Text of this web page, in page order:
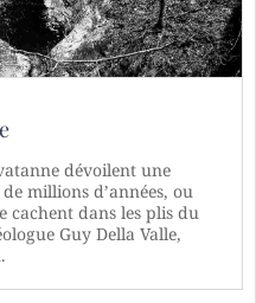
dévoilent une
millions d’années, ou
cachent dans les plis du
Guy Della Valle,